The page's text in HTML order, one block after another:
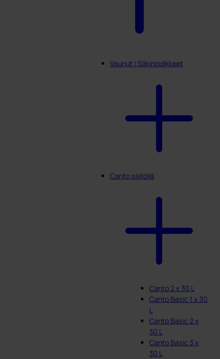
Vaunut | Säkinpidikkeet
Canto säiliöllä
Canto 2 x 30 L
Canto Basic 1 x 30
L
Canto Basic 2 x
30 L
Canto Basic 3 x
30 L